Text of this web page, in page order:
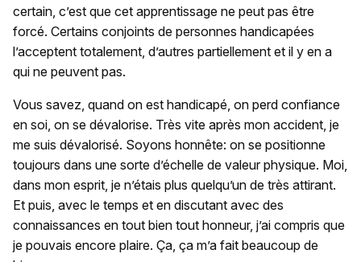
certain, c’est que cet apprentissage ne peut pas être
forcé. Certains conjoints de personnes handicapées
l’acceptent totalement, d’autres partiellement et il y en a
qui ne peuvent pas.
Vous savez, quand on est handicapé, on perd confiance
en soi, on se dévalorise. Très vite après mon accident, je
me suis dévalorisé. Soyons honnête: on se positionne
toujours dans une sorte d’échelle de valeur physique. Moi,
dans mon esprit, je n’étais plus quelqu’un de très attirant.
Et puis, avec le temps et en discutant avec des
connaissances en tout bien tout honneur, j’ai compris que
je pouvais encore plaire. Ça, ça m’a fait beaucoup de